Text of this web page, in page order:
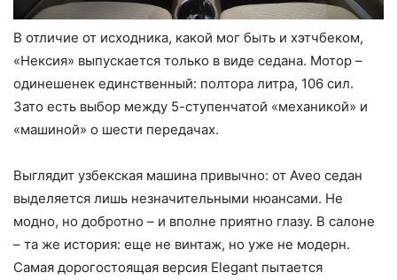
В отличие от исходника, какой мог быть и хэтчбеком,
«Нексия» выпускается только в виде седана. Мотор –
одинешенек единственный: полтора литра, 106 сил.
Зато есть выбор между 5-ступенчатой «механикой» и
«машиной» о шести передачах.
Выглядит узбекская машина привычно: от Aveo седан
выделяется лишь незначительными нюансами. Не
модно, но добротно – и вполне приятно глазу. В салоне
– та же история: еще не винтаж, но уже не модерн.
Самая дорогостоящая версия Elegant пытается